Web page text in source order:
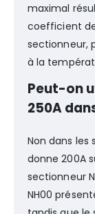
maximal
coefficient
sectionneur,
à la
Peut-on
250A
Non dans les
donne 200A
sectionneur
NH00